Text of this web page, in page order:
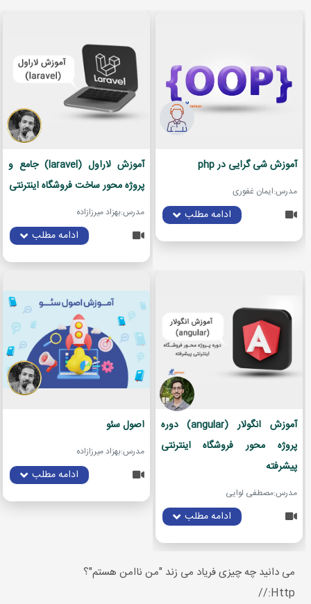
آموزش شی گرایی در php
مدرس:ایمان غفوری
ادامه مطلب
آموزش لاراول (laravel) جامع و
پروژه محور ساخت فروشگاه اینترنتی
مدرس:بهزاد میرزازاده
ادامه مطلب
آموزش انگولار (angular) دوره
پروژه محور فروشگاه اینترنتی
پیشرفته
مدرس:مصطفی لوایی
ادامه مطلب
اصول سئو
مدرس:بهزاد میرزازاده
ادامه مطلب
می دانید چه چیزی فریاد می زند "من ناامن هستم"؟
Http://